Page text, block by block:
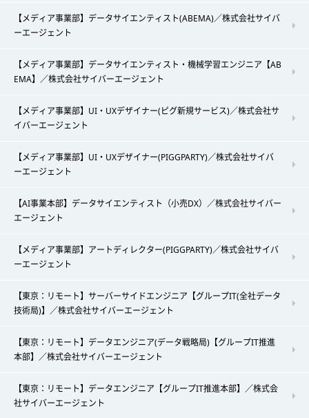
【メディア事業部】データサイエンティスト(ABEMA)／株式会社サイバ
ーエージェント
【メディア事業部】データサイエンティスト・機械学習エンジニア【AB
EMA】／株式会社サイバーエージェント
【メディア事業部】UI・UXデザイナー(ピグ新規サービス)／株式会社サ
イバーエージェント
【メディア事業部】UI・UXデザイナー(PIGGPARTY)／株式会社サイバ
ーエージェント
【AI事業本部】データサイエンティスト（小売DX）／株式会社サイバー
エージェント
【メディア事業部】アートディレクター(PIGGPARTY)／株式会社サイバ
ーエージェント
【東京：リモート】サーバーサイドエンジニア【グループIT(全社データ
技術局)】／株式会社サイバーエージェント
【東京：リモート】データエンジニア(データ戦略局)【グループIT推進
本部】／株式会社サイバーエージェント
【東京：リモート】データエンジニア【グループIT推進本部】／株式会
社サイバーエージェント